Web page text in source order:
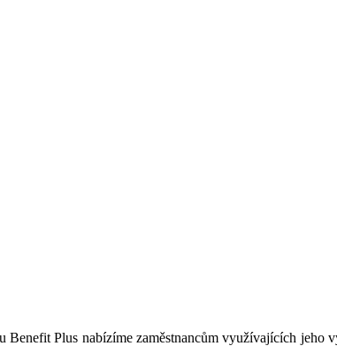
Plus nabízíme zaměstnancům využívajících jeho